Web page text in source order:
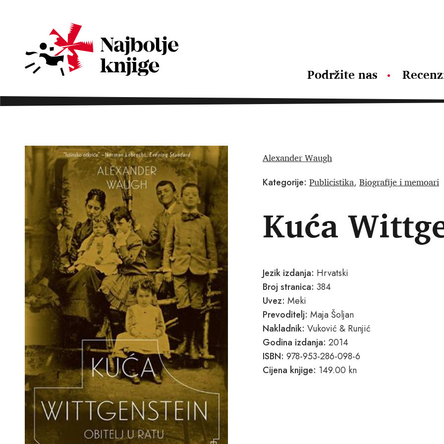
Podržite nas
Alexander Waugh
Kategorije: Publicistika, Biografije i memoari
Kuća
Jezik izdanja: Hrvatski
Broj stranica: 384
Uvez: Meki
Prevoditelj: Maja Šoljan
Nakladnik: Vuković & Runjić
Godina izdanja: 2014
ISBN: 978-953-286-098-6
Cijena knjige: 149.00 kn